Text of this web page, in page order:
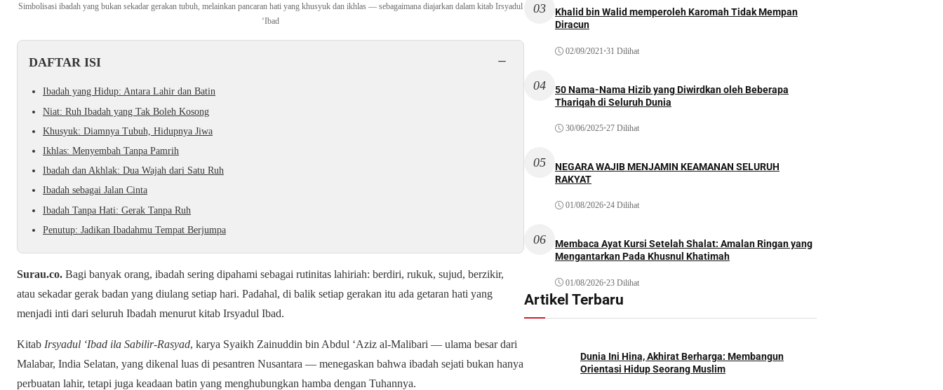
Simbolisasi ibadah yang bukan sekadar gerakan tubuh, melainkan pancaran hati yang khusyuk dan ikhlas — sebagaimana diajarkan dalam kitab Irsyadul
‘Ibad
DAFTAR ISI −
Ibadah yang Hidup: Antara Lahir dan Batin
Niat: Ruh Ibadah yang Tak Boleh Kosong
Khusyuk: Diamnya Tubuh, Hidupnya Jiwa
Ikhlas: Menyembah Tanpa Pamrih
Ibadah dan Akhlak: Dua Wajah dari Satu Ruh
Ibadah sebagai Jalan Cinta
Ibadah Tanpa Hati: Gerak Tanpa Ruh
Penutup: Jadikan Ibadahmu Tempat Berjumpa
Surau.co. Bagi banyak orang, ibadah sering dipahami sebagai rutinitas lahiriah: berdiri, rukuk, sujud, berzikir,
atau sekadar gerak badan yang diulang setiap hari. Padahal, di balik setiap gerakan itu ada getaran hati yang
menjadi inti dari seluruh Ibadah menurut kitab Irsyadul Ibad.
Kitab Irsyadul ‘Ibad ila Sabilir-Rasyad, karya Syaikh Zainuddin bin Abdul ‘Aziz al-Malibari — ulama besar dari
Malabar, India Selatan, yang dikenal luas di pesantren Nusantara — menegaskan bahwa ibadah sejati bukan hanya
perbuatan lahir, tetapi juga keadaan batin yang menghubungkan hamba dengan Tuhannya.
03
Khalid bin Walid memperoleh Karomah Tidak Mempan
Diracun
02/09/2021•31 Dilihat
04
50 Nama-Nama Hizib yang Diwirdkan oleh Beberapa
Thariqah di Seluruh Dunia
30/06/2025•27 Dilihat
05
NEGARA WAJIB MENJAMIN KEAMANAN SELURUH
RAKYAT
01/08/2026•24 Dilihat
06
Membaca Ayat Kursi Setelah Shalat: Amalan Ringan yang
Mengantarkan Pada Khusnul Khatimah
01/08/2026•23 Dilihat
Artikel Terbaru
Dunia Ini Hina, Akhirat Berharga: Membangun
Orientasi Hidup Seorang Muslim